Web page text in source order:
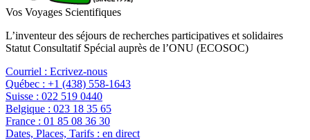
Vos Voyages Scientifiques
L’inventeur des séjours de recherches participatives et solidaires
Statut Consultatif Spécial auprès de l’ONU (ECOSOC)
Courriel : Ecrivez-nous
Québec : +1 (438) 558-1643
Suisse : 022 519 0440
Belgique : 023 18 35 65
France : 01 85 08 36 30
Dates, Places, Tarifs : en direct